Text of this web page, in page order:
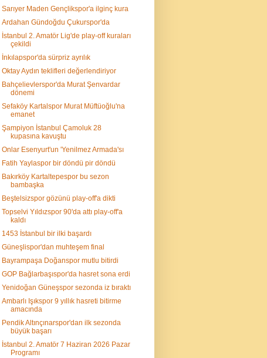
Sarıyer Maden Gençlikspor'a ilginç kura
Ardahan Gündoğdu Çukurspor'da
İstanbul 2. Amatör Lig'de play-off kuraları
çekildi
İnkılapspor'da sürpriz ayrılık
Oktay Aydın teklifleri değerlendiriyor
Bahçelievlerspor'da Murat Şenvardar
dönemi
Sefaköy Kartalspor Murat Müftüoğlu'na
emanet
Şampiyon İstanbul Çamoluk 28
kupasına kavuştu
Onlar Esenyurt'un 'Yenilmez Armada'sı
Fatih Yaylaspor bir döndü pir döndü
Bakırköy Kartaltepespor bu sezon
bambaşka
Beştelsizspor gözünü play-off'a dikti
Topselvi Yıldızspor 90'da attı play-off'a
kaldı
1453 İstanbul bir ilki başardı
Güneşlispor'dan muhteşem final
Bayrampaşa Doğanspor mutlu bitirdi
GOP Bağlarbaşıspor'da hasret sona erdi
Yenidoğan Güneşspor sezonda iz bıraktı
Ambarlı Işıkspor 9 yıllık hasreti bitirme
amacında
Pendik Altınçınarspor'dan ilk sezonda
büyük başarı
İstanbul 2. Amatör 7 Haziran 2026 Pazar
Programı